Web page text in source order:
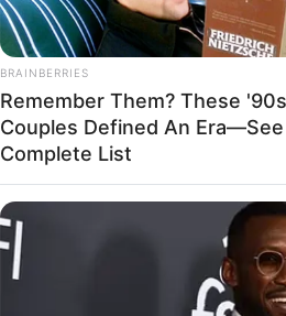
Debut: Asal:
Korea
BRAINBERRIES
Remember Them? These '90s
Couples Defined An
Complete List